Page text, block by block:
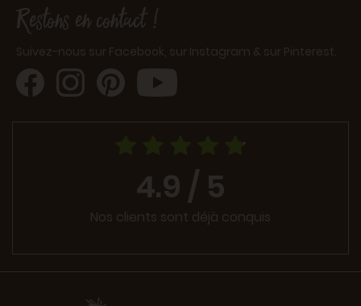
Restons en contact !
Suivez-nous sur Facebook, sur Instagram & sur Pinterest.
4.9 / 5
Nos clients sont déjà conquis